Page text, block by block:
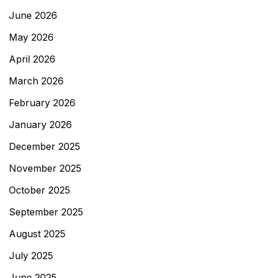
June 2026
May 2026
April 2026
March 2026
February 2026
January 2026
December 2025
November 2025
October 2025
September 2025
August 2025
July 2025